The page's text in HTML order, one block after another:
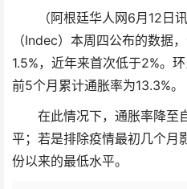
（阿根廷华人网6月12日
（Indec）本周四公布的数据
1.5%，近年来首次低于2%。
前5个月累计通胀率为13.3%。
在此情况下，通胀率降至
平；若是排除疫情最初几个月
份以来的最低水平。